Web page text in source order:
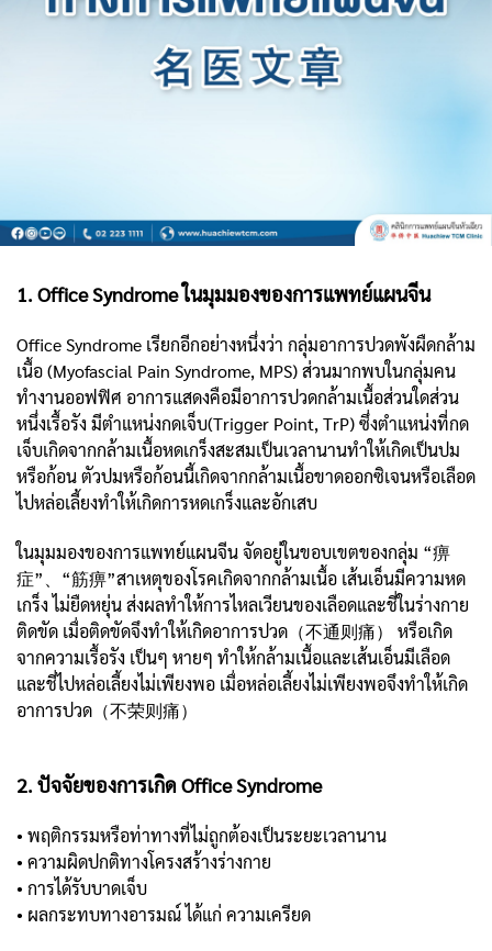
1. Office Syndrome ในมุมมองของการแพทย์แผนจีน
Office Syndrome เรียกอีกอย่างหนึ่งว่า กลุ่มอาการปวดพังผืดกล้าม
เนื้อ (Myofascial Pain Syndrome, MPS) ส่วนมากพบในกลุ่มคน
ทำงานออฟฟิศ อาการแสดงคือมีอาการปวดกล้ามเนื้อส่วนใดส่วน
หนึ่งเรื้อรัง มีตำแหน่งกดเจ็บ(Trigger Point, TrP) ซึ่งตำแหน่งที่กด
เจ็บเกิดจากกล้ามเนื้อหดเกร็งสะสมเป็นเวลานานทำให้เกิดเป็นปม
หรือก้อน ตัวปมหรือก้อนนี้เกิดจากกล้ามเนื้อขาดออกซิเจนหรือเลือด
ไปหล่อเลี้ยงทำให้เกิดการหดเกร็งและอักเสบ
ในมุมมองของการแพทย์แผนจีน จัดอยู่ในขอบเขตของกลุ่ม “痹
症”、“筋痹”สาเหตุของโรคเกิดจากกล้ามเนื้อ เส้นเอ็นมีความหด
เกร็ง ไม่ยืดหยุ่น ส่งผลทำให้การไหลเวียนของเลือดและชี่ในร่างกาย
ติดขัด เมื่อติดขัดจึงทำให้เกิดอาการปวด（不通则痛） หรือเกิด
จากความเรื้อรัง เป็นๆ หายๆ ทำให้กล้ามเนื้อและเส้นเอ็นมีเลือด
และชี่ไปหล่อเลี้ยงไม่เพียงพอ เมื่อหล่อเลี้ยงไม่เพียงพอจึงทำให้เกิด
อาการปวด（不荣则痛）
2. ปัจจัยของการเกิด Office Syndrome
• พฤติกรรมหรือท่าทางที่ไม่ถูกต้องเป็นระยะเวลานาน
• ความผิดปกติทางโครงสร้างร่างกาย
• การได้รับบาดเจ็บ
• ผลกระทบทางอารมณ์ ได้แก่ ความเครียด